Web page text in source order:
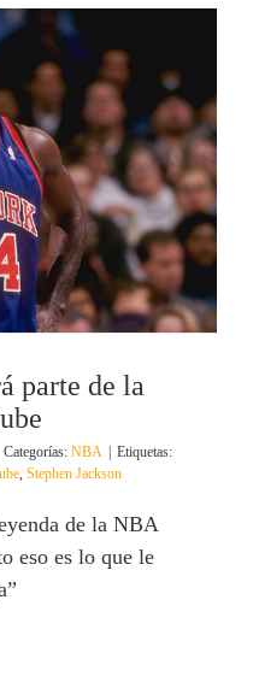
parte de la
Categorías: NBA
Etiquetas:
, Stephen Jackson
de la NBA
eso es lo que le